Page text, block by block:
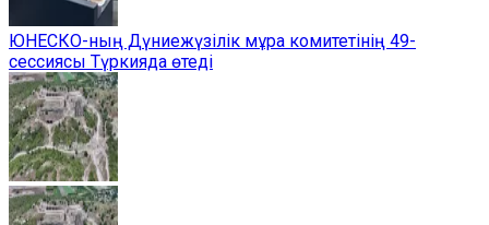
ЮНЕСКО-ның Дүниежүзілік мұра комитетінің 49-
сессиясы Түркияда өтеді